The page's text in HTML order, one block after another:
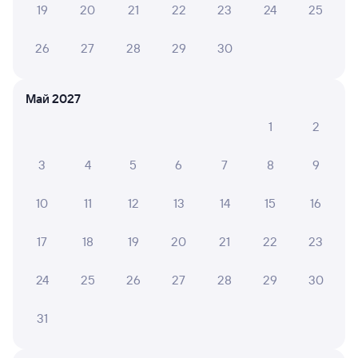
Онлайн-возврат билетов без очереди в кассу
Выбор любимых мест на схемах вагонов
Подробные ответы на вопросы о поездке или
покупке
СМС-сопровождение до посадки в поезд
туалет на остановках закрывают особенно очень
долго закрыт туалет на границах с детками в этом
19 20 21 22 23 24 25
26 27 28 29 30
Май 2027
1
2
3 4 5 6 7 8 9
10 11 12 13 14 15 16
17 18 19 20 21 22 23
24 25 26 27 28 29 30
31